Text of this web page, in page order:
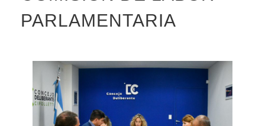
PARLAMENTARIA